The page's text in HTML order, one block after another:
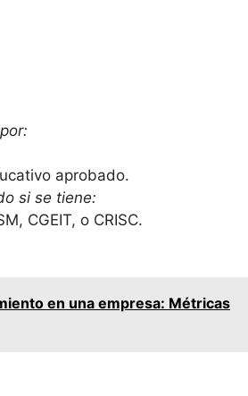
aprobado.
si se tiene:
CGEIT, o CRISC.
en una empresa: Métricas